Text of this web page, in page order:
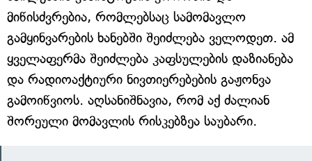
მიწისძვრებია, რომლებსაც სამომავლო
გამყინვარების ხანებში შეიძლება ველოდეთ. ამ
ყველაფერმა შეიძლება კაფსულების დაზიანება
და რადიოაქტიური ნივთიერებების გაჟონვა
გამოიწვიოს. აღსანიშნავია, რომ აქ ძალიან
შორეული მომავლის რისკებზეა საუბარი.